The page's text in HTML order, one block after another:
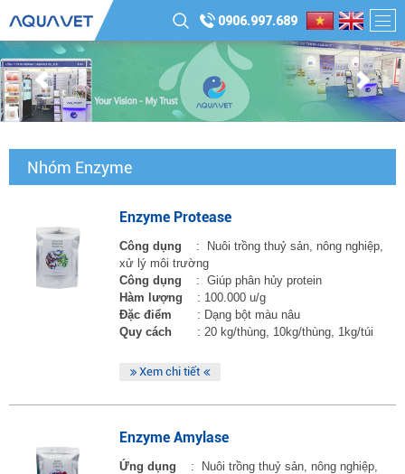
0906.997.689
Nhóm Enzyme
Enzyme Protease
Công dụng : Nuôi trồng thuỷ sản, nông nghiệp,
xử lý môi trường
Công dụng : Giúp phân hủy protein
Hàm lượng : 100.000 u/g
Đặc điểm
: Dạng bột màu nâu
Quy cách : 20 kg/thùng, 10kg/thùng, 1kg/túi
Xem chi tiết
Enzyme Amylase
Ứng dụng : Nuôi trồng thuỷ sản, nông nghiệp,